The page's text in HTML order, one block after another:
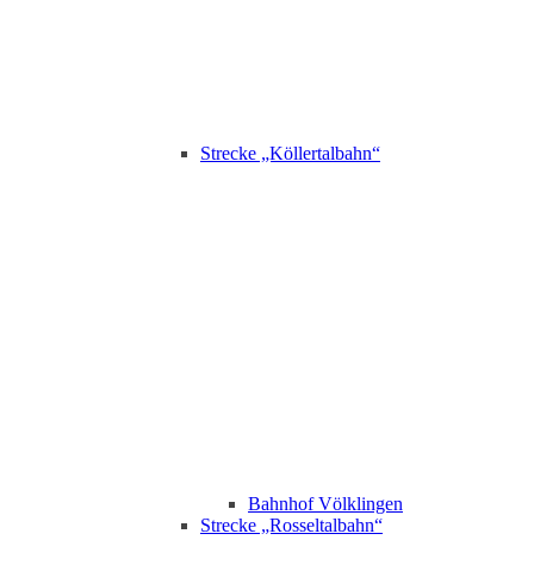
Strecke „Köllertalbahn“
Bahnhof Völklingen
Strecke „Rosseltalbahn“